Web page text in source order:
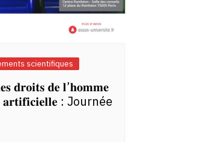
scientifiques
𝐝𝐫𝐨𝐢𝐭𝐬 𝐝𝐞 𝐥’𝐡𝐨𝐦𝐦𝐞
𝐚𝐫𝐭𝐢𝐟𝐢𝐜𝐢𝐞𝐥𝐥𝐞 : Journée